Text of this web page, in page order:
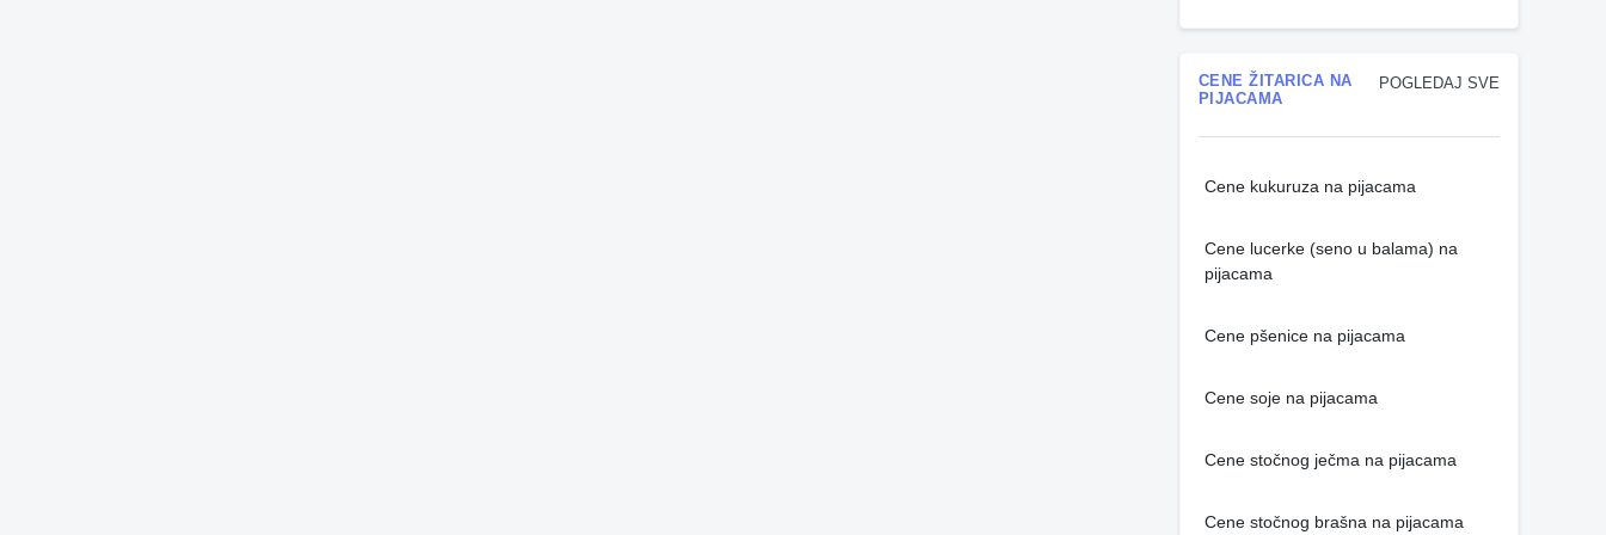
POGLEDAJ SVE
CENE ŽITARICA NA
PIJACAMA
Cene kukuruza na pijacama
Cene lucerke (seno u balama) na
pijacama
Cene pšenice na pijacama
Cene soje na pijacama
Cene stočnog ječma na pijacama
Cene stočnog brašna na pijacama